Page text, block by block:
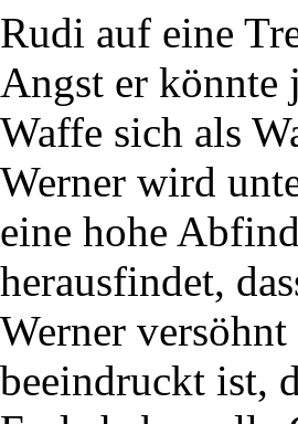
Rudi auf eine
Angst er könnte
Waffe sich als
Werner wird
eine hohe
herausfindet,
Werner
beeindruckt ist,